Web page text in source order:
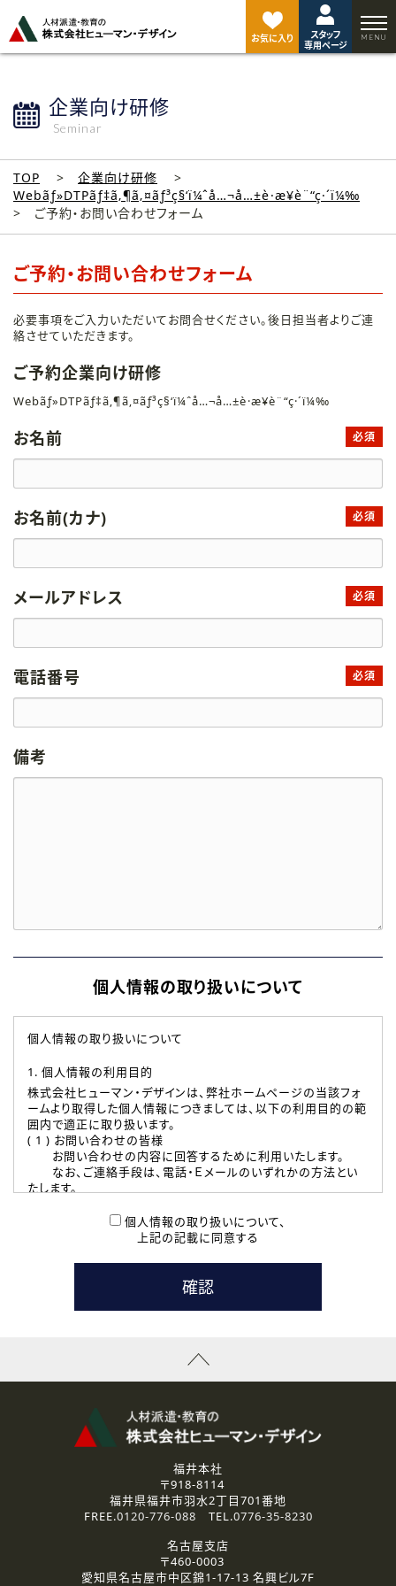
お気に入り
スタッフ
専用ページ
企業向け研修
Seminar
TOP
企業向け研修
Webãƒ»DTPãƒ‡ã‚¶ã‚¤ãƒ³ç§‘ï¼ˆå…¬å…±è·æ¥­è¨“ç·´ï¼‰
ご予約・お問い合わせフォーム
ご予約・お問い合わせフォーム
必要事項をご入力いただいてお問合せください。後日担当者よりご連
絡させていただきます。
ご予約企業向け研修
Webãƒ»DTPãƒ‡ã‚¶ã‚¤ãƒ³ç§‘ï¼ˆå…¬å…±è·æ¥­è¨“ç·´ï¼‰
お名前 必須
お名前(カナ) 必須
メールアドレス 必須
電話番号 必須
備考
個人情報の取り扱いについて
個人情報の取り扱いについて
1. 個人情報の利用目的
株式会社ヒューマン・デザインは、弊社ホームページの当該フォ
ームより取得した個人情報につきましては、以下の利用目的の範
囲内で適正に取り扱います。
( 1 ) お問い合わせの皆様
お問い合わせの内容に回答するために利用いたします。
なお、ご連絡手段は、電話・Ｅメールのいずれかの方法とい
たします。
本登録に関するご連絡および本登録時の参考情報として利
たします。
( 3 ) スタッフ派遣を検討されている企業の皆様
お問い合わせの内容に回答するために利用いたします。
なお、ご連絡手段は、電話・Ｅメールのいずれかの方法とい
資料送付、受講相談に関するご連絡のために利用いたしま
その他、お問い合わせの内容に回答するために利用いたし
なお、ご連絡手段は、電話・Ｅメールのいずれかの方法とい
2.個人情報の第三者提供
ご提供いただいた個人情報は、法令等の規定に従う場合を除き、
3.個人情報の取り扱いの委託
弊社の定める個人情報保護の評価基準を満たした委託先に、個
個人情報の取り扱いについて、
上記の記載に同意する
ジ
ト
福井本社
〒918-8114
福井県福井市羽水2丁目701番地
FREE.0120-776-088 TEL.0776-35-8230
名古屋支店
〒460-0003
愛知県名古屋市中区錦1-17-13 名興ビル7F